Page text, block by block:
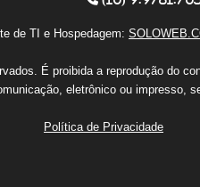
de TI e Hospedagem:
É proibida a reprodução do
eletrônico ou impresso,
Política de Privacidade